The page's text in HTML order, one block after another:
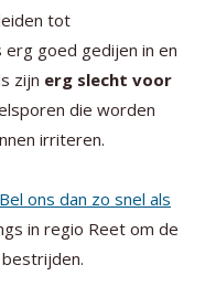
tot
goed gedijen in en
zijn erg slecht voor
die worden
irriteren.
Bel ons dan zo snel als
in regio Reet om de